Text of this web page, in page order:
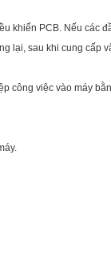
khiển PCB. Nếu các
lại, sau khi cung cấp
công việc vào máy